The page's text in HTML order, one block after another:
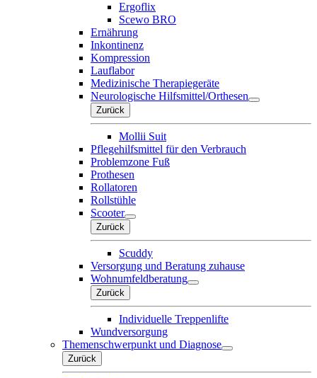
Ergoflix
Scewo BRO
Ernährung
Inkontinenz
Kompression
Lauflabor
Medizinische Therapiegeräte
Neurologische Hilfsmittel/Orthesen
Zurück
Mollii Suit
Pflegehilfsmittel für den Verbrauch
Problemzone Fuß
Prothesen
Rollatoren
Rollstühle
Scooter
Zurück
Scuddy
Versorgung und Beratung zuhause
Wohnumfeldberatung
Zurück
Individuelle Treppenlifte
Wundversorgung
Themenschwerpunkt und Diagnose
Zurück